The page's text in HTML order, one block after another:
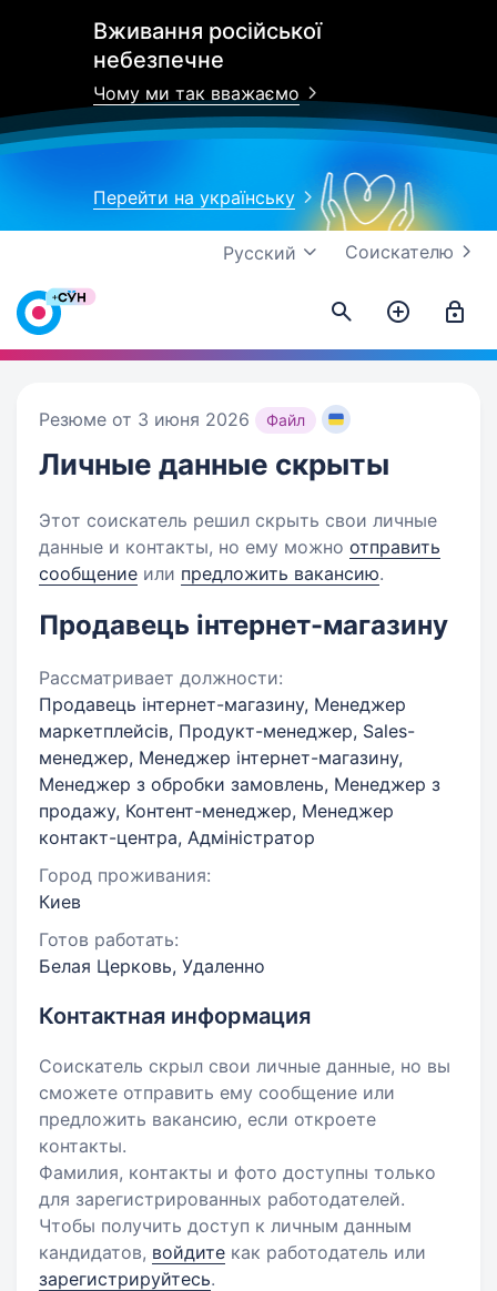
Вживання російської
небезпечне
Чому ми так вважаємо
Перейти на українську
Соискателю
Русский
Резюме от 3 июня 2026 Файл
Личные данные скрыты
Этот соискатель решил скрыть свои личные
данные и контакты, но ему можно отправить
сообщение или предложить вакансию.
Продавець інтернет-магазину
Рассматривает должности:
Продавець інтернет-магазину, Менеджер
маркетплейсів, Продукт-менеджер, Sales-
менеджер, Менеджер інтернет-магазину,
Менеджер з обробки замовлень, Менеджер з
продажу, Контент-менеджер, Менеджер
контакт-центра, Адміністратор
Город проживания:
Киев
Готов работать:
Белая Церковь, Удаленно
Контактная информация
Соискатель скрыл свои личные данные, но вы
сможете отправить ему сообщение или
предложить вакансию, если откроете
контакты.
Фамилия, контакты и фото доступны только
для зарегистрированных работодателей.
Чтобы получить доступ к личным данным
кандидатов, войдите как работодатель или
зарегистрируйтесь.